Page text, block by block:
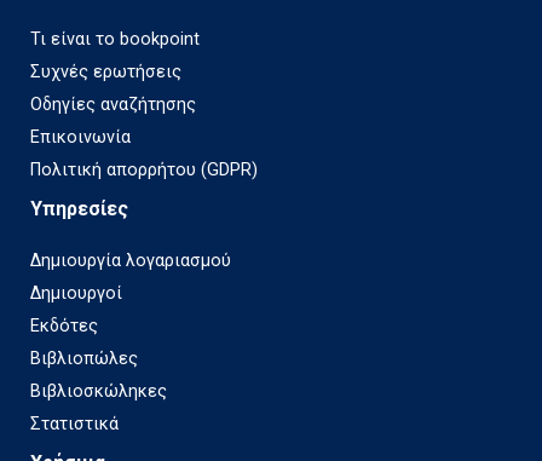
Τι είναι το bookpoint
Συχνές ερωτήσεις
Οδηγίες αναζήτησης
Επικοινωνία
Πολιτική απορρήτου (GDPR)
Υπηρεσίες
Δημιουργία λογαριασμού
Δημιουργοί
Εκδότες
Βιβλιοπώλες
Βιβλιοσκώληκες
Στατιστικά